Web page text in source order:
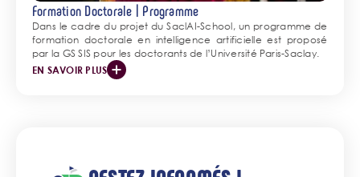
Formation Doctorale | Programme
Dans le cadre du projet du SaclAI-School, un programme de
formation doctorale en intelligence artificielle est proposé
par la GS SIS pour les doctorants de l’Université Paris-Saclay.
EN SAVOIR PLUS